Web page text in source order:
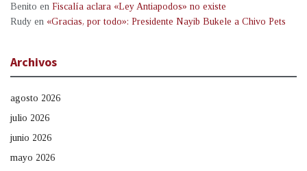
Benito en Fiscalía aclara «Ley Antiapodos» no existe
Rudy en «Gracias, por todo»: Presidente Nayib Bukele a Chivo Pets
Archivos
agosto 2026
julio 2026
junio 2026
mayo 2026